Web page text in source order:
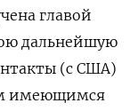
главой
дальнейшую
(​с США)
имеющимся